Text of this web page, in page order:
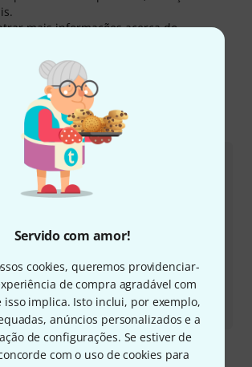
Servido com amor!
cookies, queremos providenciar-
de compra agradável com
isso implica. Isto inclui, por exemplo,
anúncios personalizados e a
de configurações. Se estiver de
com o uso de cookies para
mais informações acerca do
Eich Amplification